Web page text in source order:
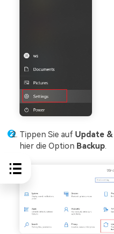
Tippen Sie auf Update
hier die Option Backup.